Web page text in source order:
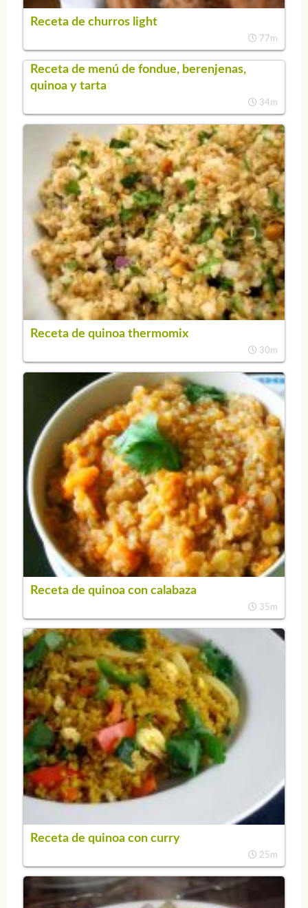
Receta de churros light
77m
Receta de menú de fondue, berenjenas,
quinoa y tarta
34m
Receta de quinoa thermomix
30m
Receta de quinoa con calabaza
35m
Receta de quinoa con curry
25m